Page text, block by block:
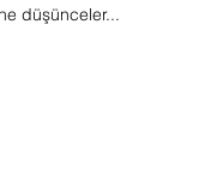
düşünceler...